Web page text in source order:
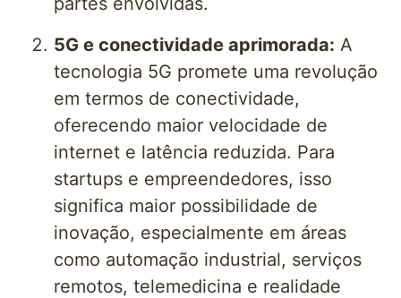
5G e conectividade aprimorada: A
tecnologia 5G promete uma revolução
em termos de conectividade,
oferecendo maior velocidade de
internet e latência reduzida. Para
startups e empreendedores, isso
significa maior possibilidade de
inovação, especialmente em áreas
como automação industrial, serviços
remotos, telemedicina e realidade